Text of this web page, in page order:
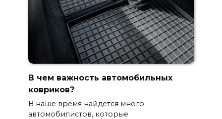
В чем важность автомобильных
ковриков?
В наше время найдется много
автомобилистов, которые